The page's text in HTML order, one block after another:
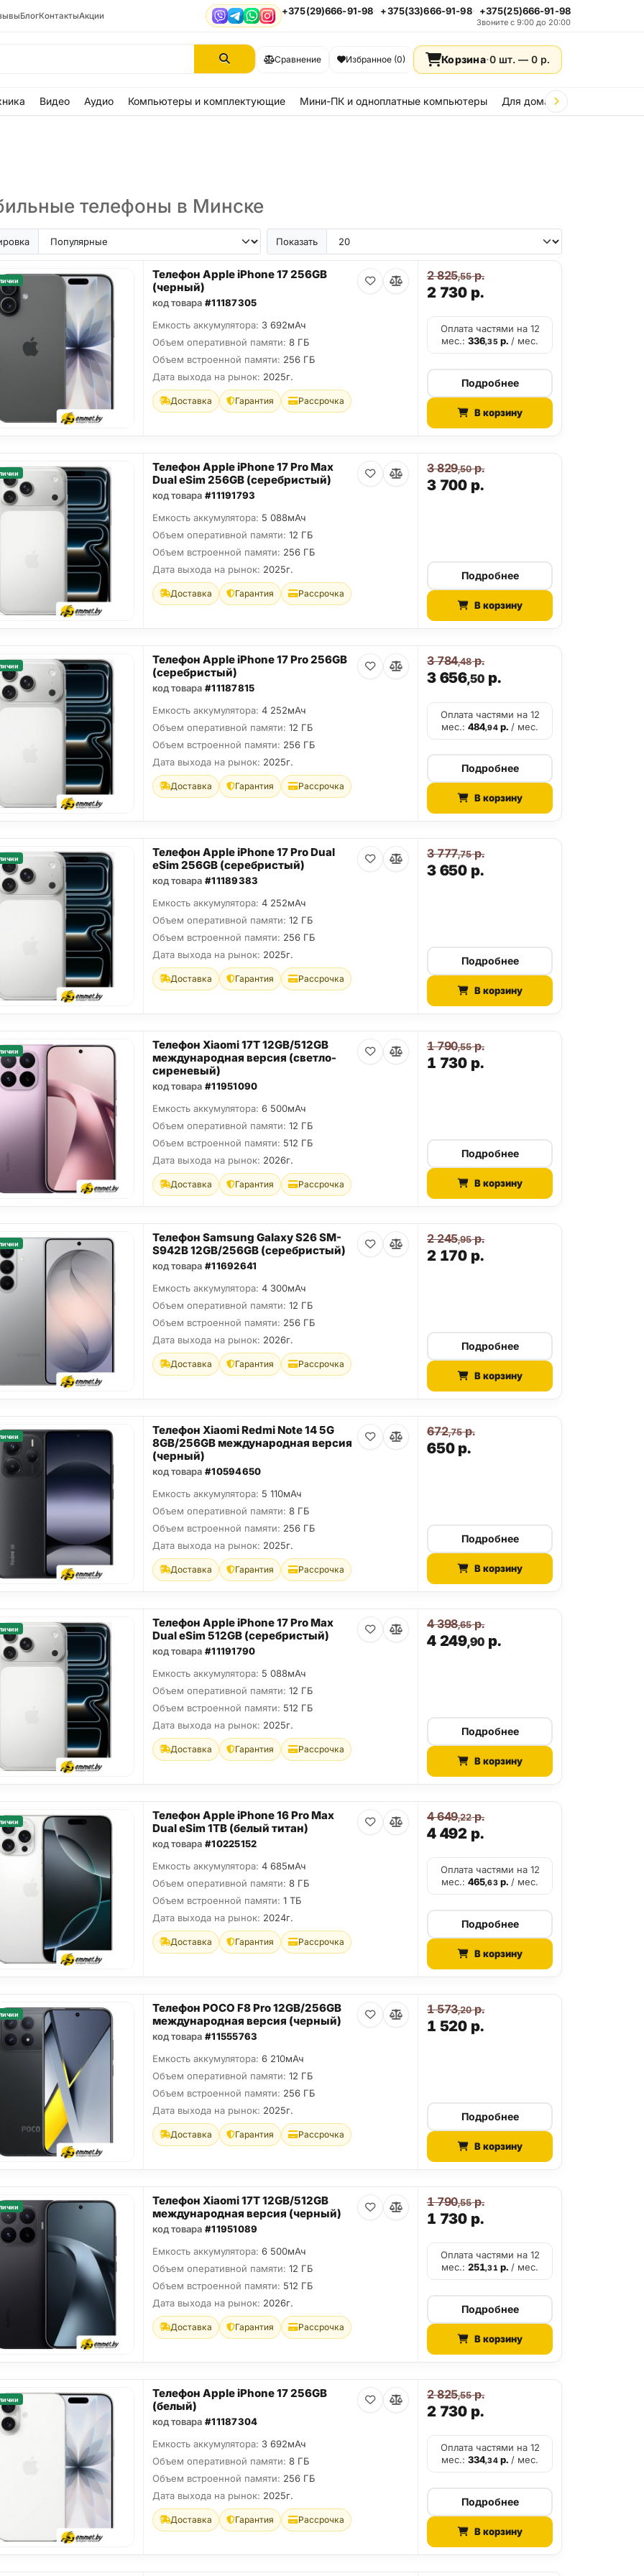
БлогКонтактыАкции ViberTelegram
WhatsApp
Instagram
+375(29)666-91-98 +375(33)666-91-98 +375(25)666-91-98
Звоните с 9:00 до 20:00
Сравнение Избранное (0) Корзина·0 шт. — 0 р.
Видео Аудио Компьютеры и комплектующие Мини-ПК и одноплатные компьютеры Для дома и дачи
телефоны в Минске
Показать
Телефон Apple iPhone 17 256GB
(черный)
код товара #11187305
Емкость аккумулятора: 3 692мАч
Объем оперативной памяти: 8 ГБ
Объем встроенной памяти: 256 ГБ
Дата выхода на рынок: 2025г.
Доставка Гарантия Рассрочка
2 730 р.
2 825,55р.
Оплата частями на 12
мес.:336,35р./ мес.
Подробнее
В корзину
Телефон Apple iPhone 17 Pro Max
Dual eSim 256GB (серебристый)
код товара #11191793
Емкость аккумулятора: 5 088мАч
Объем оперативной памяти: 12 ГБ
Объем встроенной памяти: 256 ГБ
Дата выхода на рынок: 2025г.
Доставка Гарантия Рассрочка
3 700 р.
3 829,50р.
Подробнее
В корзину
Телефон Apple iPhone 17 Pro 256GB
(серебристый)
код товара #11187815
Емкость аккумулятора: 4 252мАч
Объем оперативной памяти: 12 ГБ
Объем встроенной памяти: 256 ГБ
Дата выхода на рынок: 2025г.
Доставка Гарантия Рассрочка
3 656,50 р.
3 784,48р.
Оплата частями на 12
мес.:484,94р./ мес.
Подробнее
В корзину
Телефон Apple iPhone 17 Pro Dual
eSim 256GB (серебристый)
код товара #11189383
Емкость аккумулятора: 4 252мАч
Объем оперативной памяти: 12 ГБ
Объем встроенной памяти: 256 ГБ
Дата выхода на рынок: 2025г.
Доставка Гарантия Рассрочка
3 650 р.
3 777,75р.
Подробнее
В корзину
Телефон Xiaomi 17T 12GB/512GB
международная версия (светло-
сиреневый)
код товара #11951090
Емкость аккумулятора: 6 500мАч
Объем оперативной памяти: 12 ГБ
Объем встроенной памяти: 512 ГБ
Дата выхода на рынок: 2026г.
Доставка Гарантия Рассрочка
1 730 р.
1 790,55р.
Подробнее
В корзину
Телефон Samsung Galaxy S26 SM-
S942B 12GB/256GB (серебристый)
код товара #11692641
Емкость аккумулятора: 4 300мАч
Объем оперативной памяти: 12 ГБ
Объем встроенной памяти: 256 ГБ
Дата выхода на рынок: 2026г.
Доставка Гарантия Рассрочка
2 170 р.
2 245,95р.
Подробнее
В корзину
Телефон Xiaomi Redmi Note 14 5G
8GB/256GB международная версия
(черный)
код товара #10594650
Емкость аккумулятора: 5 110мАч
Объем оперативной памяти: 8 ГБ
Объем встроенной памяти: 256 ГБ
Дата выхода на рынок: 2025г.
Доставка Гарантия Рассрочка
650р.
672,75р.
Подробнее
В корзину
Телефон Apple iPhone 17 Pro Max
Dual eSim 512GB (серебристый)
код товара #11191790
Емкость аккумулятора: 5 088мАч
Объем оперативной памяти: 12 ГБ
Объем встроенной памяти: 512 ГБ
Дата выхода на рынок: 2025г.
Доставка Гарантия Рассрочка
4 249,90 р.
4 398,65р.
Подробнее
В корзину
Телефон Apple iPhone 16 Pro Max
Dual eSim 1TB (белый титан)
код товара #10225152
Емкость аккумулятора: 4 685мАч
Объем оперативной памяти: 8 ГБ
Объем встроенной памяти: 1 ТБ
Дата выхода на рынок: 2024г.
Доставка Гарантия Рассрочка
4 492 р.
4 649,22р.
Оплата частями на 12
мес.:465,63р./ мес.
Подробнее
В корзину
Телефон POCO F8 Pro 12GB/256GB
международная версия (черный)
код товара #11555763
Емкость аккумулятора: 6 210мАч
Объем оперативной памяти: 12 ГБ
Объем встроенной памяти: 256 ГБ
Дата выхода на рынок: 2025г.
Доставка Гарантия Рассрочка
1 520 р.
1 573,20р.
Подробнее
В корзину
Телефон Xiaomi 17T 12GB/512GB
международная версия (черный)
код товара #11951089
Емкость аккумулятора: 6 500мАч
Объем оперативной памяти: 12 ГБ
Объем встроенной памяти: 512 ГБ
Дата выхода на рынок: 2026г.
Доставка Гарантия Рассрочка
1 730 р.
1 790,55р.
Оплата частями на 12
мес.:251,31 р./ мес.
Подробнее
В корзину
Телефон Apple iPhone 17 256GB
(белый)
код товара #11187304
Емкость аккумулятора: 3 692мАч
Объем оперативной памяти: 8 ГБ
Объем встроенной памяти: 256 ГБ
Дата выхода на рынок: 2025г.
Доставка Гарантия Рассрочка
2 730 р.
2 825,55р.
Оплата частями на 12
мес.:334,34р./ мес.
Подробнее
В корзину